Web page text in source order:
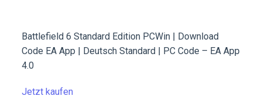
Battlefield 6 Standard Edition PCWin | Download
Code EA App | Deutsch Standard | PC Code – EA App
4.0
Jetzt kaufen